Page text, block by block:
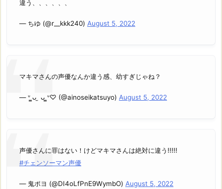
違う、、、、、、
— ちゆ (@r__kkk240) August 5, 2022
マキマさんの声優なんか違う感、幼すぎじゃね？
— ᐡ ̳ᴗ ̫ ᴗ ̳ᐡ♡ (@ainoseikatsuyo) August 5, 2022
声優さんに罪はない！けどマキマさんは絶対に違う!!!!!
#チェンソーマン声優
— 鬼ポヨ (@DI4oLfPnE9WymbO) August 5, 2022